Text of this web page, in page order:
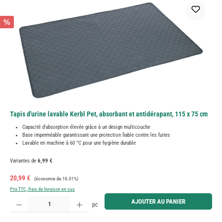
%
Tapis d'urine lavable Kerbl Pet, absorbant et antidérapant, 115 x 75 cm
Capacité d'absorption élevée grâce à un design multicouche
Base imperméable garantissant une protection fiable contre les fuites
Lavable en machine à 60 °C pour une hygiène durable
Variantes de 6,99 €
Prix de vente :
20,99 € Prix régulier :
(économie de 16.01%)
Prix TTC, frais de livraison en sus
Quantité de produit : Entrez la quantité souhaitée ou utilisez les boutons pour augmenter ou
pc AJOUTER AU PANIER